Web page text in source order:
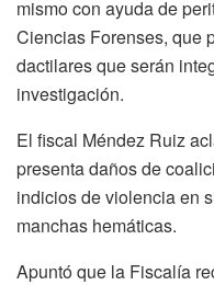
mismo con ayuda de
Ciencias Forenses, que
dactilares que serán
investigación.
El fiscal Méndez Ruiz
presenta daños de
indicios de violencia en
manchas hemáticas.
Apuntó que la Fiscalía